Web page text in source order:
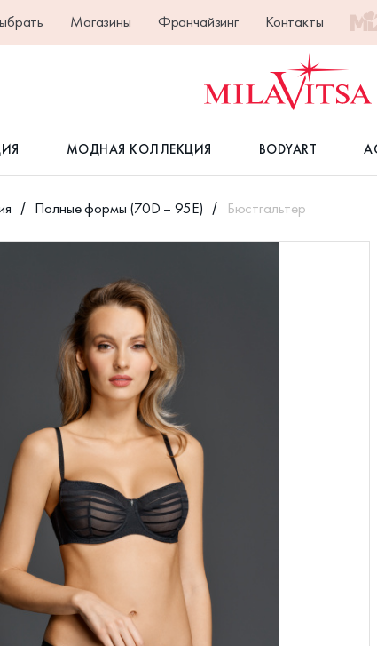
Магазины Франчайзинг Контакты
МОДНАЯ КОЛЛЕКЦИЯ BODYART
Полные формы (70D – 95E) Бюстгальтер